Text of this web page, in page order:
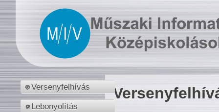
Versenyfelhívás
Lebonyolítás